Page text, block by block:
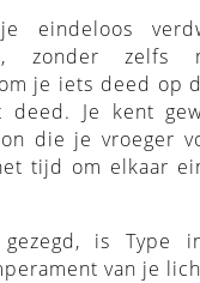
eindeloos
zonder zelfs
je iets deed op
deed. Je kent
die je vroeger
tijd om elkaar
is Type
van je